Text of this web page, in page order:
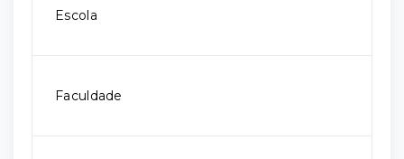
Escola
Faculdade